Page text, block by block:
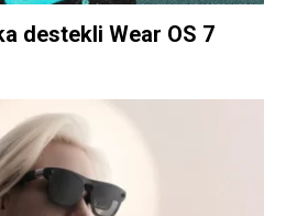
destekli Wear OS 7